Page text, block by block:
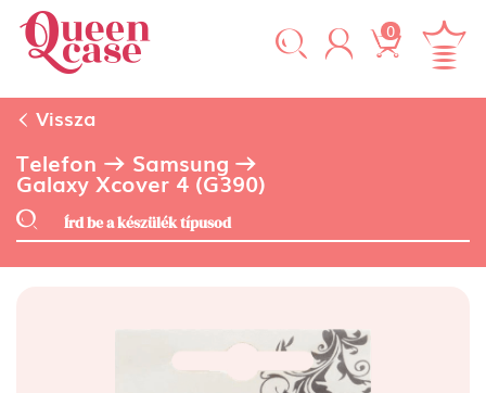
0
Vissza
Telefon Samsung
Galaxy Xcover 4 (G390)